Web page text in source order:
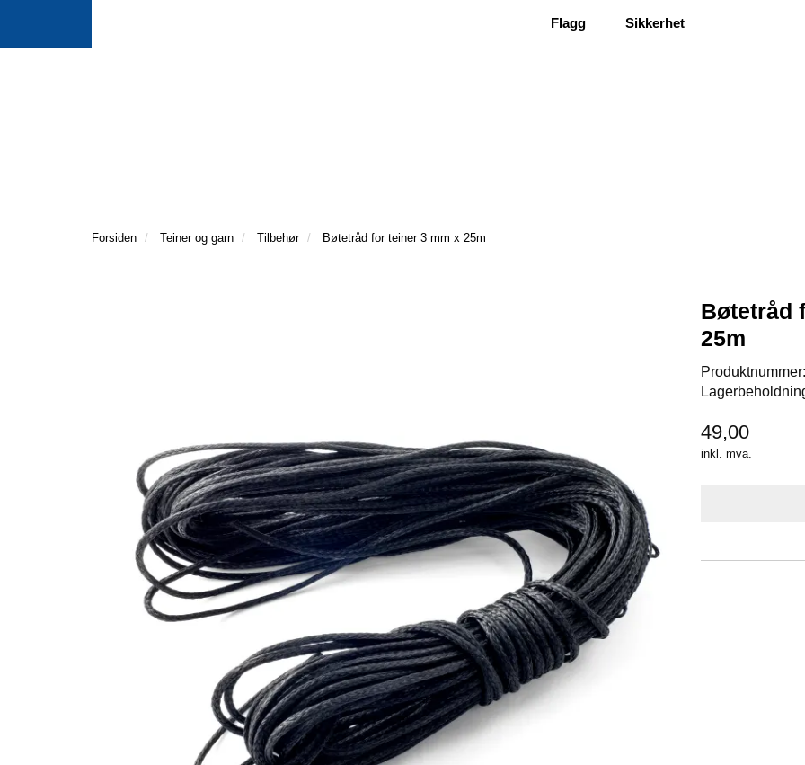
Flagg Sikkerhet
Forsiden Teiner og garn Tilbehør Bøtetråd for teiner 3 mm x 25m
Bøtetråd
25m
Produktnummer:
49,00
inkl. mva.